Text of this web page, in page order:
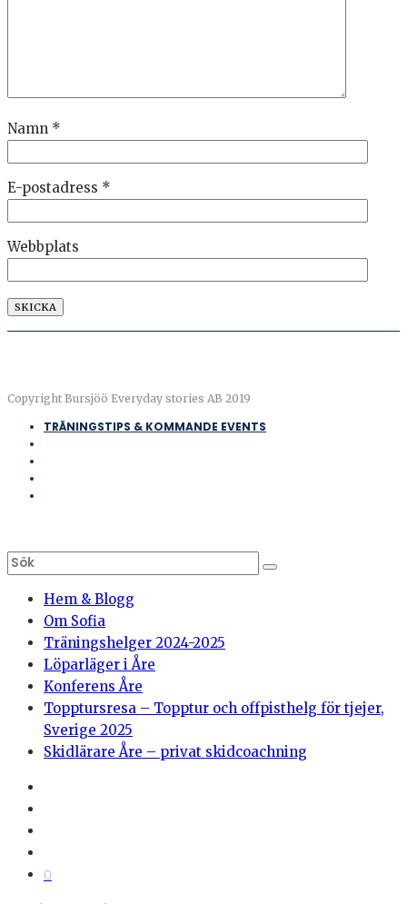
Namn *
E-postadress *
Webbplats
Copyright Bursjöö Everyday stories AB 2019
TRÄNINGSTIPS & KOMMANDE EVENTS
Hem & Blogg
Om Sofia
Träningshelger 2024-2025
Löparläger i Åre
Konferens Åre
Topptursresa – Topptur och offpisthelg för tjejer,
Sverige 2025
Skidlärare Åre – privat skidcoachning
0